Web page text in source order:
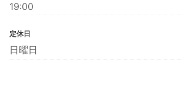
19:00
定休日
日曜日